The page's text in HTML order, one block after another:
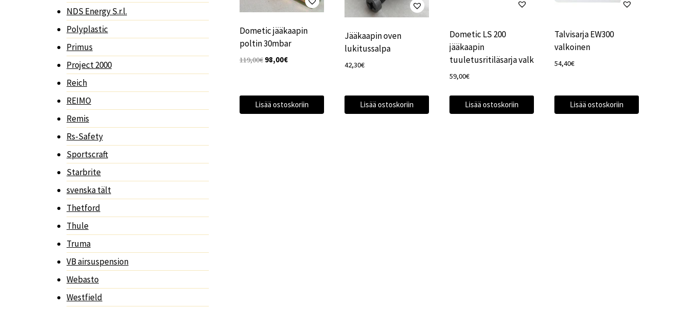
Dometic jääkaapin
poltin 30mbar
119,00€ Alkuperäinen
119,00€.
98,00€Nykyinen
98,00€.
Lisää ostoskoriin
Jääkaapin oven
lukitussalpa
42,30€
Lisää ostoskoriin
Dometic LS 200
jääkaapin
tuuletusritiläsarja valk
59,00€
Lisää ostoskoriin
Talvisarja EW300
valkoinen
54,40€
Lisää ostoskoriin
NDS Energy S.r.l.
Polyplastic
Primus
Project 2000
Reich
REIMO
Remis
Rs-Safety
Sportscraft
Starbrite
svenska tält
Thetford
Thule
Truma
VB airsuspension
Webasto
Westfield